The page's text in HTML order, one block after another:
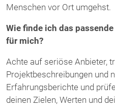
Menschen vor Ort umgehst.
Wie finde ich das
für mich?
Achte auf seriöse Anbieter,
Projektbeschreibungen und
Erfahrungsberichte und
deinen Zielen, Werten und